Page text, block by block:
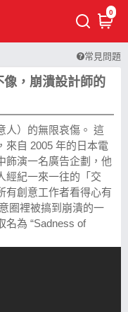
0
常見問題
，崩潰設計師的
人）的無限哀傷。 這
來自 2005 年的日本電
飾演一名廣告企劃，他
經紀一來一往的「交
有創意工作者看得心有
圈裡被搞到崩潰的一
名為 “Sadness of